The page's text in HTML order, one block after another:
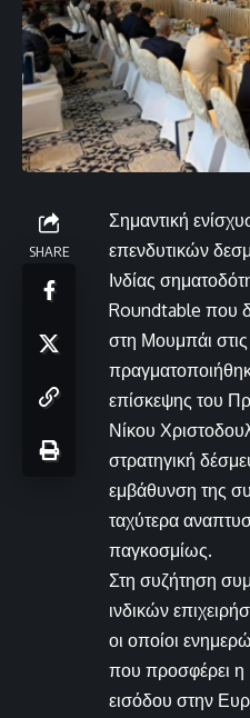
SHARE
Σημαντική
επενδυτικών
Ινδίας
Roundtable που
στη Μουμπάι
επίσκεψης του
Νίκου
στρατηγική
εμβάθυνση της
ταχύτερα
παγκοσμίως.
Στη συζήτηση
ινδικών
οι οποίοι
που προσφέρει
εισόδου στην